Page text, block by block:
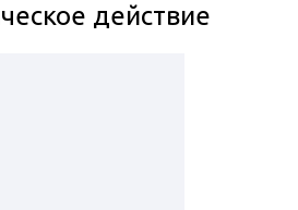
действие